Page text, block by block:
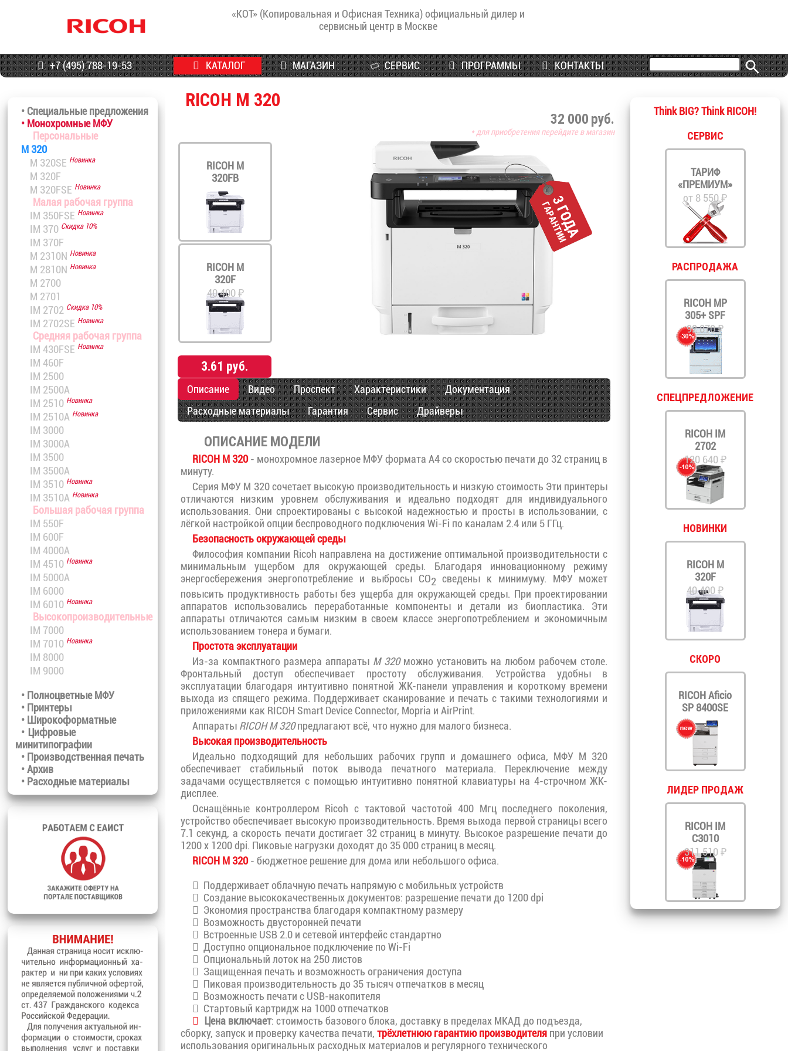
«КОТ» (Копировальная и Офисная Техника) официальный дилер и
сервисный центр в Москве
+7 (495) 788-19-53 КАТАЛОГ МАГАЗИН СЕРВИС ПРОГРАММЫ КОНТАКТЫ
• Специальные предложения
• Монохромные МФУ
Персональные
M 320
M 320SE Новинка
M 320F
M 320FSE Новинка
Малая рабочая группа
IM 350FSE Новинка
IM 370 Скидка 10%
IM 370F
M 2310N Новинка
M 2810N Новинка
M 2700
M 2701
IM 2702 Скидка 10%
IM 2702SE Новинка
Средняя рабочая группа
IM 430FSE Новинка
IM 460F
IM 2500
IM 2500A
IM 2510 Новинка
IM 2510A Новинка
IM 3000
IM 3000A
IM 3500
IM 3500A
IM 3510 Новинка
IM 3510A Новинка
Большая рабочая группа
IM 550F
IM 600F
IM 4000A
IM 4510 Новинка
IM 5000A
IM 6000
IM 6010 Новинка
Высокопроизводительные
IM 7000
IM 7010 Новинка
IM 8000
IM 9000
• Полноцветные МФУ
• Принтеры
• Широкоформатные
• Цифровые
минитипографии
• Производственная печать
• Архив
• Расходные материалы
RICOH M 320
32 000 руб.
* для приобретения перейдите в магазин
RICOH M
320FB
RICOH M
320F
40 400 ₽
3.61 руб.
Описание Видео Проспект Характеристики
Документация
Расходные материалы
Гарантия Сервис Драйверы
ОПИСАНИЕ МОДЕЛИ
RICOH M 320- монохромное лазерное МФУ формата A4 со скоростью печати до 32 страниц в
минуту.
Серия МФУ M 320 сочетает высокую производительность и низкую стоимость Эти принтеры
отличаются низким уровнем обслуживания и идеально подходят для индивидуального
использования. Они спроектированы с высокой надежностью и просты в использовании, с
лёгкой настройкой опции беспроводного подключения Wi-Fi по каналам 2.4 или 5 ГГц.
Безопасность окружающей среды
Философия компании Ricoh направлена на достижение оптимальной производительности с
минимальным ущербом для окружающей среды. Благодаря инновационному режиму
энергосбережения энергопотребление и выбросы CO2 сведены к минимуму. МФУ может
повысить продуктивность работы без ущерба для окружающей среды. При проектировании
аппаратов использовались переработанные компоненты и детали из биопластика. Эти
аппараты отличаются самым низким в своем классе энергопотреблением и экономичным
использованием тонера и бумаги.
Простота эксплуатации
Из-за компактного размера аппараты M 320можно установить на любом рабочем столе.
Фронтальный доступ обеспечивает простоту обслуживания. Устройства удобны в
эксплуатации благодаря интуитивно понятной ЖК-панели управления и короткому времени
выхода из спящего режима. Поддерживает сканирование и печать с такими технологиями и
приложениями как RICOH Smart Device Connector, Mopria и AirPrint.
Аппараты RICOH M 320предлагают всё, что нужно для малого бизнеса.
Высокая производительность
Идеально подходящий для небольших рабочих групп и домашнего офиса, МФУ M 320
обеспечивает стабильный поток вывода печатного материала. Переключение между
задачами осуществляется с помощью интуитивно понятной клавиатуры на 4-строчном ЖК-
дисплее.
Оснащённые контроллером Ricoh с тактовой частотой 400 Мгц последнего поколения,
устройство обеспечивает высокую производительность. Время выхода первой страницы всего
7.1 секунд, а скорость печати достигает 32 страниц в минуту. Высокое разрешение печати до
1200 x 1200 dpi. Пиковые нагрузки доходят до 35 000 страниц в месяц.
RICOH M 320- бюджетное решение для дома или небольшого офиса.
Поддерживает облачную печать напрямую с мобильных устройств
Создание высококачественных документов: разрешение печати до 1200 dpi
Экономия пространства благодаря компактному размеру
Возможность двусторонней печати
Встроенные USB 2.0 и сетевой интерфейс стандартно
Доступно опциональное подключение по Wi-Fi
Опциональный лоток на 250 листов
Защищенная печать и возможность ограничения доступа
Пиковая производительность до 35 тысяч отпечатков в месяц
Возможность печати с USB-накопителя
Стартовый картридж на 1000 отпечатков
Цена включает: стоимость базового блока, доставку в пределах МКАД до подъезда,
сборку, запуск и проверку качества печати, трёхлетнюю гарантию производителяпри условии
использования оригинальных расходных материалов и регулярного технического
Think BIG? Think RICOH!
СЕРВИС
ТАРИФ
«ПРЕМИУМ»
от 8 550 ₽
РАСПРОДАЖА
RICOH MP
305+ SPF
92 870 ₽
СПЕЦПРЕДЛОЖЕНИЕ
RICOH IM
2702
120 640 ₽
НОВИНКИ
RICOH M
320F
40 400 ₽
СКОРО
RICOH Aficio
SP 8400SE
ЛИДЕР ПРОДАЖ
RICOH IM
C3010
311 510 ₽